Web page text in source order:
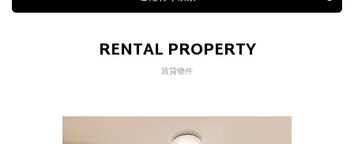
RENTAL PROPERTY
賃貸物件